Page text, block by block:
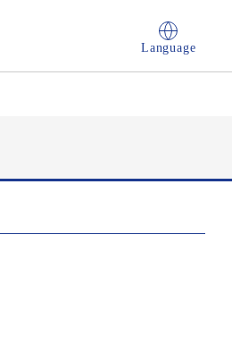
Language